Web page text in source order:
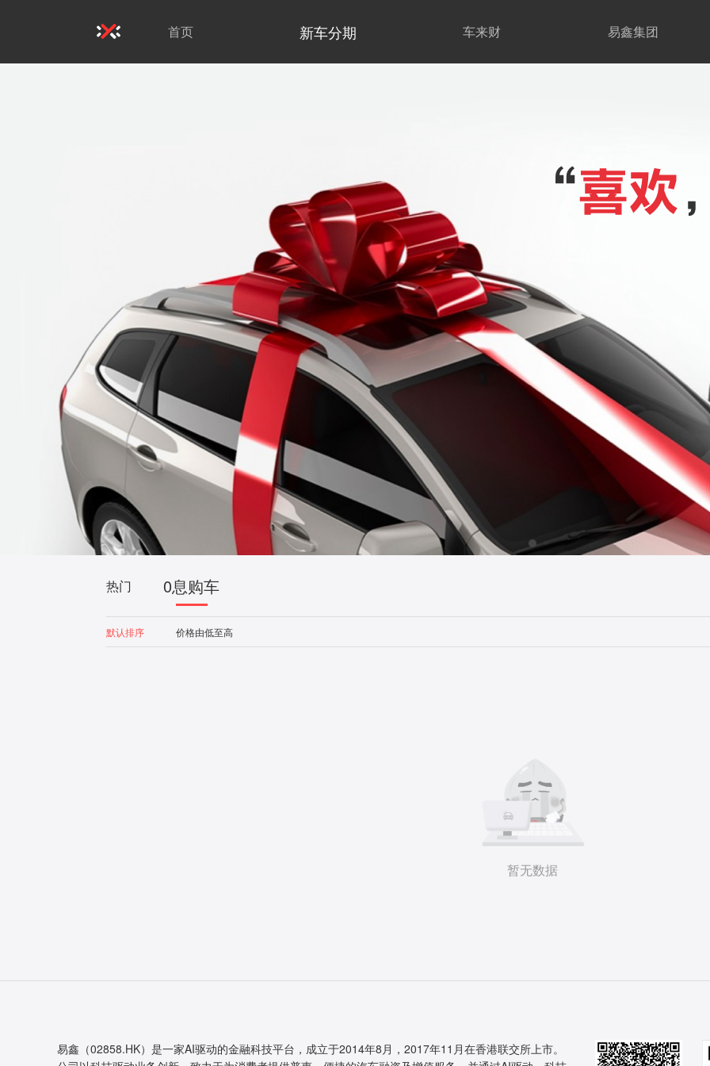
首页 新车分期 车来财 易鑫集团
热门 0息购车
默认排序 价格由低至高
暂无数据
易鑫（02858.HK）是一家AI驱动的金融科技平台，成立于2014年8月，2017年11月在香港联交所上市。